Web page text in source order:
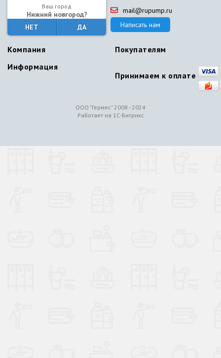
Ваш город
Нижний новгород?
НЕТ
ДА
8-800-100-82-86
mail@rupump.ru
Написать нам
Компания
Покупателям
Информация
Принимаем к оплате
ООО "Гермес" 2008 - 2024
Работает на 1С-Битрикс